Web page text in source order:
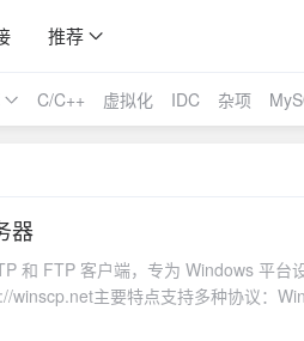
推荐
C/C++ 虚拟化 IDC 杂项
器
和 FTP 客户端，专为 Windows 平台
winscp.net主要特点支持多种协议：